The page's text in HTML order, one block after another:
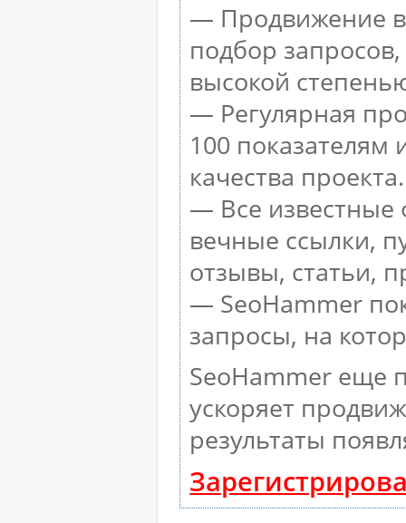
— Продвижение в
подбор
высокой
— Регулярная
100 показателям
качества проекта.
— Все известные
вечные ссылки,
отзывы, статьи,
— SeoHammer
запросы, на
SeoHammer еще
ускоряет
результаты